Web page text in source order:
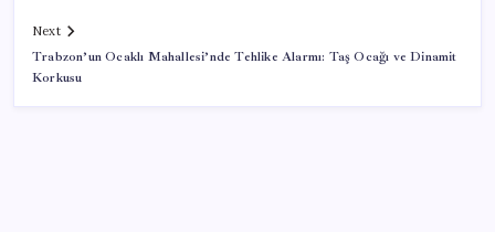
Next
Trabzon’un Ocaklı Mahallesi’nde Tehlike Alarmı: Taş Ocağı ve Dinamit
Korkusu